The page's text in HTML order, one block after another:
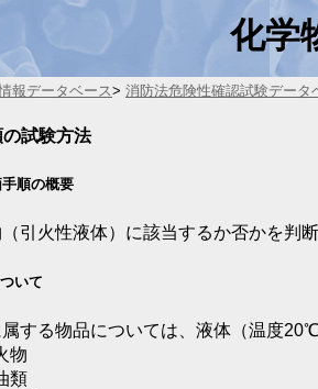
化学
報データベース> 消防法危険性確認試験データ
試験方法
順の概要
引火性液体）に該当するか否かを判
いて
属する物品については、液体（温度